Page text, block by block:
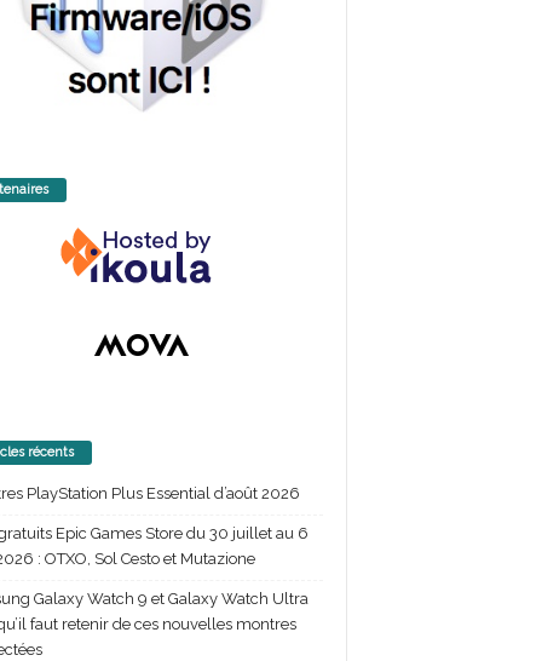
récents
PlayStation Plus Essential d’août 2026
Epic Games Store du 30 juillet au 6
: OTXO, Sol Cesto et Mutazione
Galaxy Watch 9 et Galaxy Watch Ultra
faut retenir de ces nouvelles montres